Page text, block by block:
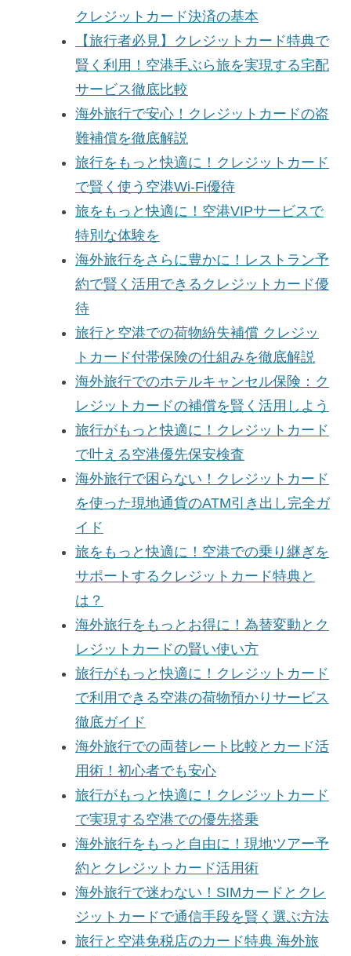
クレジットカード決済の基本
【旅行者必見】クレジットカード特典で
賢く利用！空港手ぶら旅を実現する宅配
サービス徹底比較
海外旅行で安心！クレジットカードの盗
難補償を徹底解説
旅行をもっと快適に！クレジットカード
で賢く使う空港Wi-Fi優待
旅をもっと快適に！空港VIPサービスで
特別な体験を
海外旅行をさらに豊かに！レストラン予
約で賢く活用できるクレジットカード優
待
旅行と空港での荷物紛失補償 クレジッ
トカード付帯保険の仕組みを徹底解説
海外旅行でのホテルキャンセル保険：ク
レジットカードの補償を賢く活用しよう
旅行がもっと快適に！クレジットカード
で叶える空港優先保安検査
海外旅行で困らない！クレジットカード
を使った現地通貨のATM引き出し完全ガ
イド
旅をもっと快適に！空港での乗り継ぎを
サポートするクレジットカード特典と
は？
海外旅行をもっとお得に！為替変動とク
レジットカードの賢い使い方
旅行がもっと快適に！クレジットカード
で利用できる空港の荷物預かりサービス
徹底ガイド
海外旅行での両替レート比較とカード活
用術！初心者でも安心
旅行がもっと快適に！クレジットカード
で実現する空港での優先搭乗
海外旅行をもっと自由に！現地ツアー予
約とクレジットカード活用術
海外旅行で迷わない！SIMカードとクレ
ジットカードで通信手段を賢く選ぶ方法
旅行と空港免税店のカード特典 海外旅